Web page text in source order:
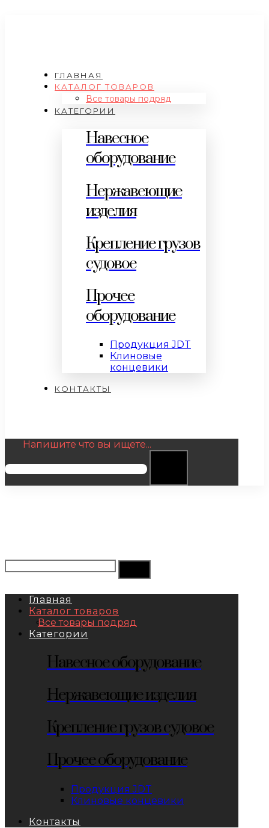
ГЛАВНАЯ
КАТАЛОГ ТОВАРОВ
Все товары подряд
КАТЕГОРИИ
Навесное
оборудование
Нержавеющие
изделия
Крепление грузов
судовое
Прочее
оборудование
Продукция JDT
Клиновые
концевики
КОНТАКТЫ
Напишите что вы ищете...
Главная
Каталог товаров
Все товары подряд
Категории
Навесное оборудование
Нержавеющие изделия
Крепление грузов судовое
Прочее оборудование
Продукция JDT
Клиновые концевики
Контакты